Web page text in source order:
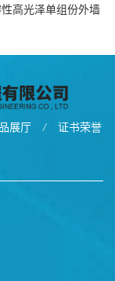
高光泽单组份外墙
展厅 / 证书荣誉